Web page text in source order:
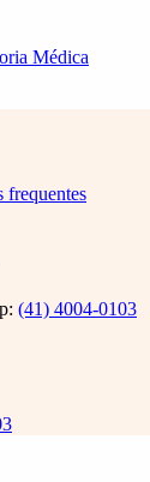
Médica
frequentes
(41) 4004-0103